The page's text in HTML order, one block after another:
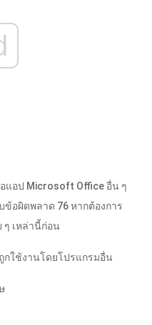
อแอป Microsoft Office อื่น ๆ
ข้อผิดพลาด 76 หากต้องการ
ๆ เหล่านี้ก่อน
กใช้งานโดยโปรแกรมอื่น